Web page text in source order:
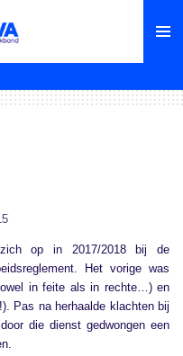
zich op in 2017/2018 bij de
Het vorige was
in feite als in rechte…) en
Pas na herhaalde klachten bij
die dienst gedwongen een